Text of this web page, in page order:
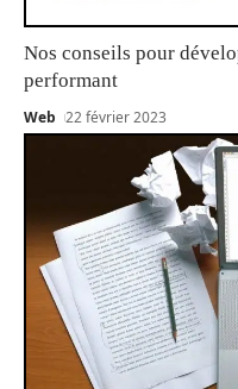
Nos conseils pour
performant
Web 22 février 2023